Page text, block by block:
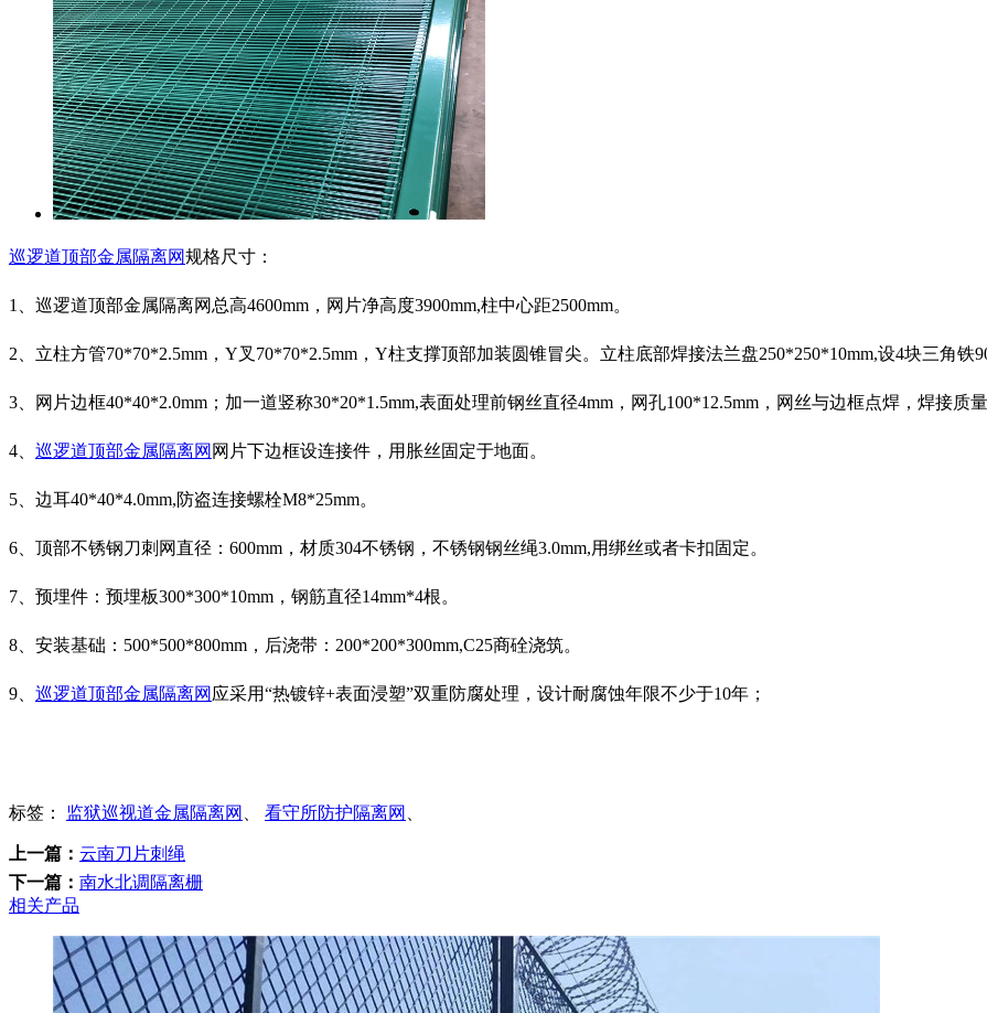
巡逻道顶部金属隔离网规格尺寸：
1、巡逻道顶部金属隔离网总高4600mm，网片净高度3900mm,柱中心距2500mm。
2、立柱方管70*70*2.5mm，Y叉70*70*2.5mm，Y柱支撑顶部加装圆锥冒尖。立柱底部焊接法兰盘250*250*10mm,设4块三角铁
3、网片边框40*40*2.0mm；加一道竖称30*20*1.5mm,表面处理前钢丝直径4mm，网孔100*12.5mm，网丝与边框点焊，焊接质
4、 巡逻道顶部金属隔离网 网片下边框设连接件，用胀丝固定于地面。
5、边耳40*40*4.0mm,防盗连接螺栓M8*25mm。
6、顶部不锈钢刀刺网直径：600mm，材质304不锈钢，不锈钢钢丝绳3.0mm,用绑丝或者卡扣固定。
7、预埋件：预埋板300*300*10mm，钢筋直径14mm*4根。
8、安装基础：500*500*800mm，后浇带：200*200*300mm,C25商硂浇筑。
9、 巡逻道顶部金属隔离网 应采用“热镀锌+表面浸塑”双重防腐处理，设计耐腐蚀年限不少于10年；
标签： 监狱巡视道金属隔离网 看守所防护隔离网
上一篇： 云南刀片刺绳
下一篇： 南水北调隔离栅
相关产品